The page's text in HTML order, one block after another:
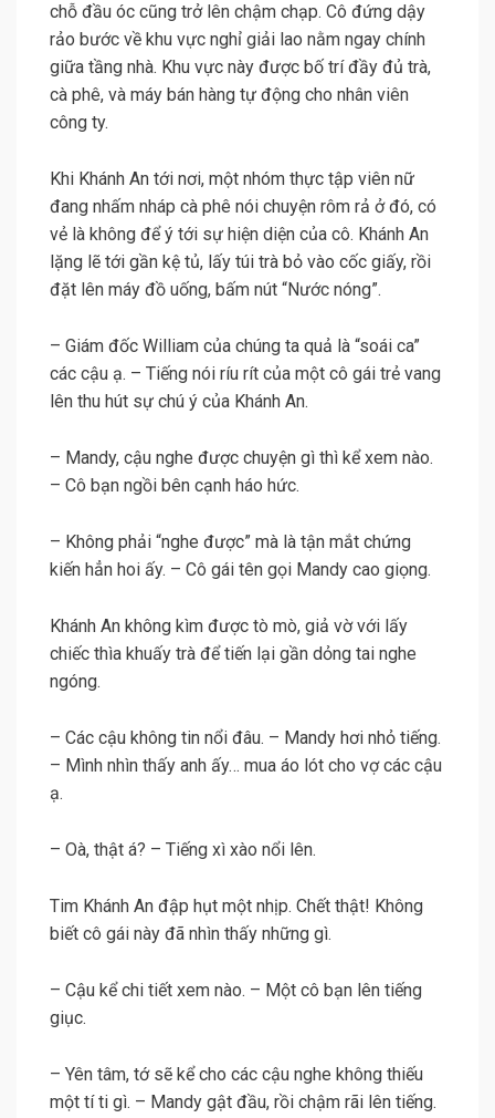
chỗ đầu óc cũng trở lên chậm chạp. Cô đứng dậy
rảo bước về khu vực nghỉ giải lao nằm ngay chính
giữa tầng nhà. Khu vực này được bố trí đầy đủ trà,
cà phê, và máy bán hàng tự động cho nhân viên
công ty.
Khi Khánh An tới nơi, một nhóm thực tập viên nữ
đang nhấm nháp cà phê nói chuyện rôm rả ở đó, có
vẻ là không để ý tới sự hiện diện của cô. Khánh An
lặng lẽ tới gần kệ tủ, lấy túi trà bỏ vào cốc giấy, rồi
đặt lên máy đồ uống, bấm nút “Nước nóng”.
– Giám đốc William của chúng ta quả là “soái ca”
các cậu ạ. – Tiếng nói ríu rít của một cô gái trẻ vang
lên thu hút sự chú ý của Khánh An.
– Mandy, cậu nghe được chuyện gì thì kể xem nào.
– Cô bạn ngồi bên cạnh háo hức.
– Không phải “nghe được” mà là tận mắt chứng
kiến hẳn hoi ấy. – Cô gái tên gọi Mandy cao giọng.
Khánh An không kìm được tò mò, giả vờ với lấy
chiếc thìa khuấy trà để tiến lại gần dỏng tai nghe
ngóng.
– Các cậu không tin nổi đâu. – Mandy hơi nhỏ tiếng.
– Mình nhìn thấy anh ấy… mua áo lót cho vợ các cậu
ạ.
– Oà, thật á? – Tiếng xì xào nổi lên.
Tim Khánh An đập hụt một nhịp. Chết thật! Không
biết cô gái này đã nhìn thấy những gì.
– Cậu kể chi tiết xem nào. – Một cô bạn lên tiếng
giục.
– Yên tâm, tớ sẽ kể cho các cậu nghe không thiếu
một tí ti gì. – Mandy gật đầu, rồi chậm rãi lên tiếng.